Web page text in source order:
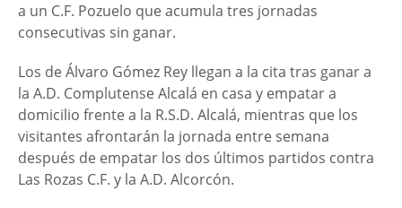
a un C.F. Pozuelo que acumula tres jornadas
consecutivas sin ganar.
Los de Álvaro Gómez Rey llegan a la cita tras ganar a
la A.D. Complutense Alcalá en casa y empatar a
domicilio frente a la R.S.D. Alcalá, mientras que los
visitantes afrontarán la jornada entre semana
después de empatar los dos últimos partidos contra
Las Rozas C.F. y la A.D. Alcorcón.